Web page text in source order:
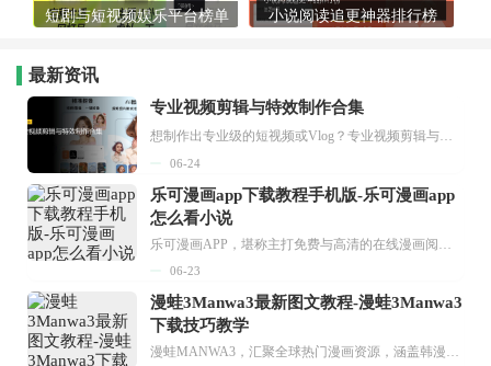
短剧与短视频娱乐平台榜单 小说阅读追更神器排行榜
最新资讯
专业视频剪辑与特效制作合集
想制作出专业级的短视频或Vlog？专业视频剪辑与特效制作大全专题为你提供了从剪辑、抠像到特效包装的全套解决方案。无论是添加炫酷的片头、进行精准的视频抠图，还是制...
06-24
乐可漫画app下载教程手机版-乐可漫画app
怎么看小说
乐可漫画APP，堪称主打免费与高清的在线漫画阅读神器。其官方版提供海量完整版漫画资源，无论是国内漫画，还是日漫、韩漫、台漫、美漫等国外漫画，应有尽有，随时供你阅读。只需轻点一下，便能直接进入阅读界面。不仅如此，乐可漫画最新版本更新速度极快，在这里，你总能抢先看到全网一手漫画章节内容！...
06-23
漫蛙3Manwa3最新图文教程-漫蛙3Manwa3
下载技巧教学
漫蛙MANWA3，汇聚全球热门漫画资源，涵盖韩漫、欧美漫画、国漫等多种类型，题材丰富多样，全方位满足用户阅读喜好。它不仅是阅读平台，更是创作平台，为广大用户打造零门槛创作环境。...